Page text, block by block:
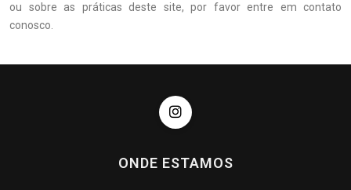
ou sobre as práticas deste site, por favor entre em contato
conosco.
ONDE ESTAMOS